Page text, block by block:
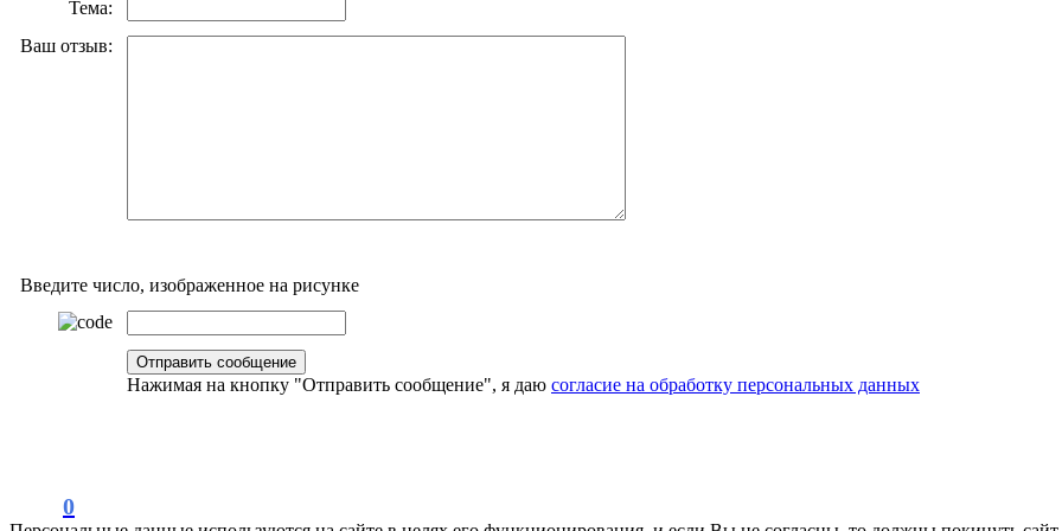
Тема:
Ваш отзыв:
Введите число, изображенное на рисунке
Нажимая на кнопку "Отправить сообщение", я даю согласие на обработку персональных данных
0